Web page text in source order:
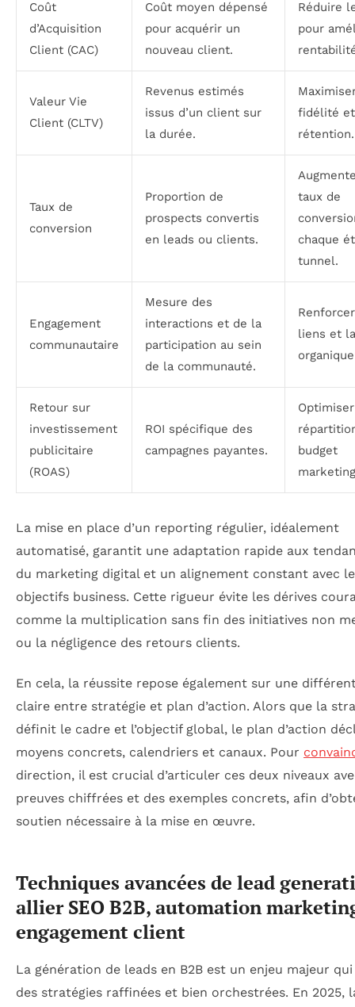
Coût
d’Acquisition
Client (CAC)
Coût moyen dépensé
pour acquérir un
nouveau client.
Réduire
pour
Valeur Vie
Client (CLTV)
Revenus estimés
issus d’un client sur
la durée.
fidélité
rétention.
Taux de
conversion
Proportion de
prospects convertis
en leads ou clients.
taux de
chaque
tunnel.
Engagement
communautaire
Mesure des
interactions et de la
participation au sein
de la communauté.
liens et
Retour sur
investissement
publicitaire
(ROAS)
ROI spécifique des
campagnes payantes.
budget
La mise en place d’un reporting régulier, idéalement
automatisé, garantit une adaptation rapide aux
du marketing digital et un alignement constant avec
objectifs business. Cette rigueur évite les dérives
comme la multiplication sans fin des initiatives non
ou la négligence des retours clients.
En cela, la réussite repose également sur une
claire entre stratégie et plan d’action. Alors que la
définit le cadre et l’objectif global, le plan d’action
moyens concrets, calendriers et canaux. Pour
direction, il est crucial d’articuler ces deux niveaux
preuves chiffrées et des exemples concrets, afin
soutien nécessaire à la mise en œuvre.
Techniques avancées de lead
allier SEO B2B, automation
engagement client
La génération de leads en B2B est un enjeu majeur
des stratégies raffinées et bien orchestrées. En 2025,